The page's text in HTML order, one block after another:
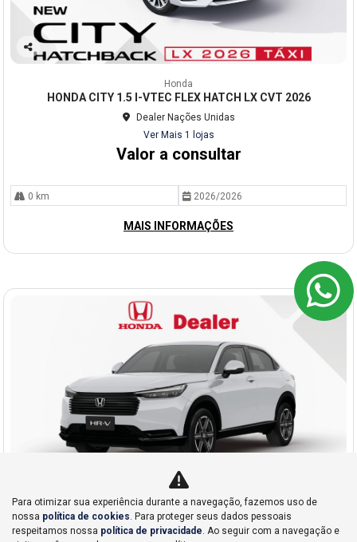
Co
Honda
HONDA CITY 1.5 I-VTEC FLEX HATCH LX CVT 2026
Dealer Nações Unidas
Ver Mais 1 lojas
Valor a consultar
0 km 2026/2026
MAIS INFORMAÇÕES
Co
mp
Para otimizar sua experiência durante a navegação, fazemos uso de
nossa política de cookies. Para proteger seus dados pessoais
respeitamos nossa política de privacidade. Ao seguir com a navegação e